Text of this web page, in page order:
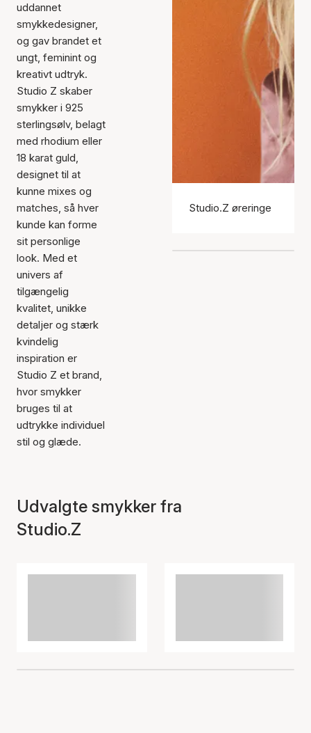
uddannet
smykkedesigner,
og gav brandet et
ungt, feminint og
kreativt udtryk.
Studio Z skaber
smykker i 925
sterlingsølv, belagt
med rhodium eller
18 karat guld,
designet til at
kunne mixes og
matches, så hver
kunde kan forme
sit personlige
look. Med et
univers af
tilgængelig
kvalitet, unikke
detaljer og stærk
kvindelig
inspiration er
Studio Z et brand,
hvor smykker
bruges til at
udtrykke individuel
stil og glæde.
Studio.Z øreringe
Udvalgte smykker fra
Studio.Z